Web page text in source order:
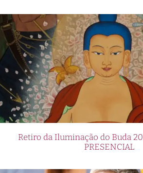
Retiro da Iluminação do Buda
PRESENCIAL